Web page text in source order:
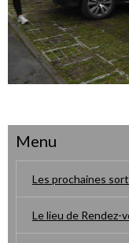
Menu
Les prochaines
Le lieu de Rendez-